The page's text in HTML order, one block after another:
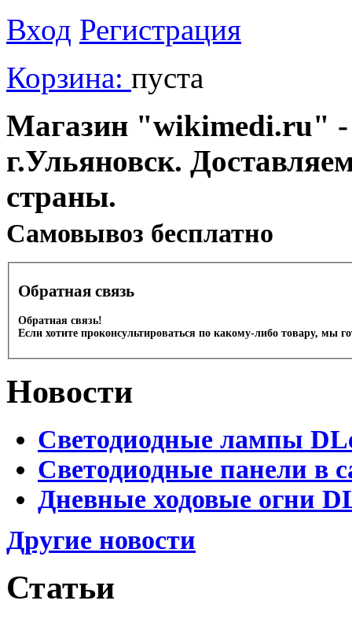
Вход Регистрация
Корзина: пуста
Магазин "wikimedi.ru" -
г.Ульяновск.
страны.
Cамовывоз бесплатно
Обратная связь
Обратная связь!
Если хотите проконсультироваться по какому-либо товару, мы
Новости
Светодиодные лампы
Светодиодные панели в
Дневные ходовые огни
Другие новости
Статьи